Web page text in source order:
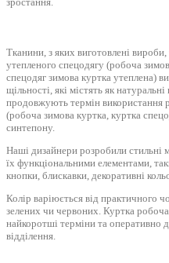
Тканини, з яких виготовлені
утепленого спецодягу (робоча
спецодяг зимова куртка утеплена)
щільності, які містять як
продовжують термін використання
(робоча зимова куртка, куртка
синтепону.
Наші дизайнери розробили стильні
їх функціональними елементами,
кнопки, блискавки, декоративні
Колір варіюється від практичного
зелених чи червоних. Куртка
найкоротші терміни та оперативно
відділення.